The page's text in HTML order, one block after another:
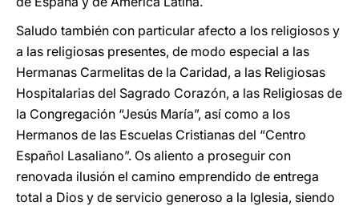
Saludo también con particular afecto a los religiosos y
a las religiosas presentes, de modo especial a las
Hermanas Carmelitas de la Caridad, a las Religiosas
Hospitalarias del Sagrado Corazón, a las Religiosas de
la Congregación “Jesús María”, así como a los
Hermanos de las Escuelas Cristianas del “Centro
Español Lasaliano”. Os aliento a proseguir con
renovada ilusión el camino emprendido de entrega
total a Dios y de servicio generoso a la Iglesia, siendo